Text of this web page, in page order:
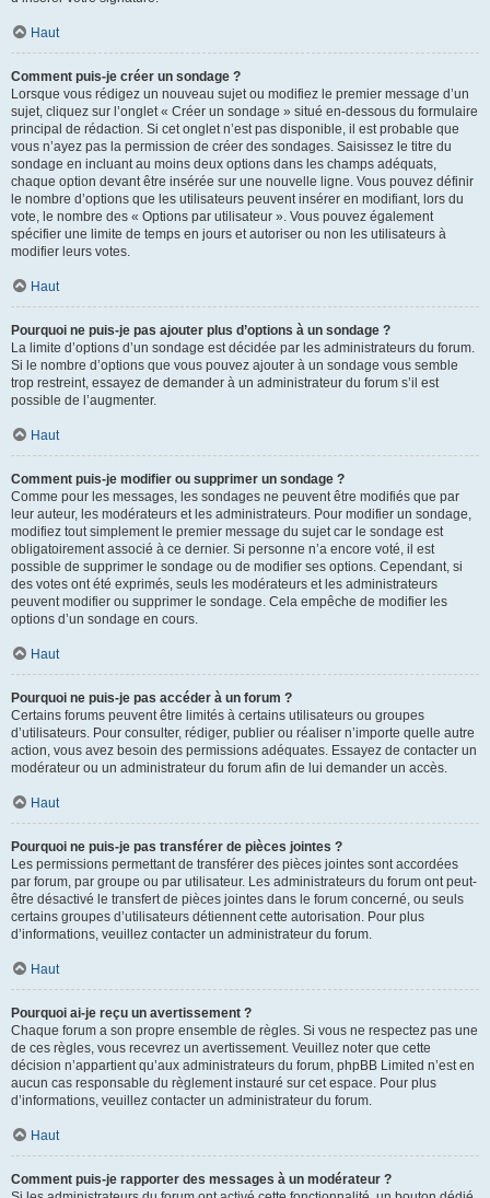
Haut
Comment puis-je créer un sondage ?
Lorsque vous rédigez un nouveau sujet ou modifiez le premier message d’un
sujet, cliquez sur l’onglet « Créer un sondage » situé en-dessous du formulaire
principal de rédaction. Si cet onglet n’est pas disponible, il est probable que
vous n’ayez pas la permission de créer des sondages. Saisissez le titre du
sondage en incluant au moins deux options dans les champs adéquats,
chaque option devant être insérée sur une nouvelle ligne. Vous pouvez définir
le nombre d’options que les utilisateurs peuvent insérer en modifiant, lors du
vote, le nombre des « Options par utilisateur ». Vous pouvez également
spécifier une limite de temps en jours et autoriser ou non les utilisateurs à
modifier leurs votes.
Haut
Pourquoi ne puis-je pas ajouter plus d’options à un sondage ?
La limite d’options d’un sondage est décidée par les administrateurs du forum.
Si le nombre d’options que vous pouvez ajouter à un sondage vous semble
trop restreint, essayez de demander à un administrateur du forum s’il est
possible de l’augmenter.
Haut
Comment puis-je modifier ou supprimer un sondage ?
Comme pour les messages, les sondages ne peuvent être modifiés que par
leur auteur, les modérateurs et les administrateurs. Pour modifier un sondage,
modifiez tout simplement le premier message du sujet car le sondage est
obligatoirement associé à ce dernier. Si personne n’a encore voté, il est
possible de supprimer le sondage ou de modifier ses options. Cependant, si
des votes ont été exprimés, seuls les modérateurs et les administrateurs
peuvent modifier ou supprimer le sondage. Cela empêche de modifier les
options d’un sondage en cours.
Haut
Pourquoi ne puis-je pas accéder à un forum ?
Certains forums peuvent être limités à certains utilisateurs ou groupes
d’utilisateurs. Pour consulter, rédiger, publier ou réaliser n’importe quelle autre
action, vous avez besoin des permissions adéquates. Essayez de contacter un
modérateur ou un administrateur du forum afin de lui demander un accès.
Haut
Pourquoi ne puis-je pas transférer de pièces jointes ?
Les permissions permettant de transférer des pièces jointes sont accordées
par forum, par groupe ou par utilisateur. Les administrateurs du forum ont peut-
être désactivé le transfert de pièces jointes dans le forum concerné, ou seuls
certains groupes d’utilisateurs détiennent cette autorisation. Pour plus
d’informations, veuillez contacter un administrateur du forum.
Haut
Pourquoi ai-je reçu un avertissement ?
Chaque forum a son propre ensemble de règles. Si vous ne respectez pas une
de ces règles, vous recevrez un avertissement. Veuillez noter que cette
décision n’appartient qu’aux administrateurs du forum, phpBB Limited n’est en
aucun cas responsable du règlement instauré sur cet espace. Pour plus
d’informations, veuillez contacter un administrateur du forum.
Haut
Comment puis-je rapporter des messages à un modérateur ?